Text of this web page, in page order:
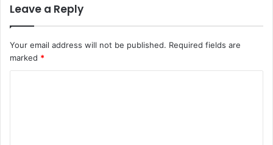
Leave a Reply
Your email address will not be published. Required fields are
marked *